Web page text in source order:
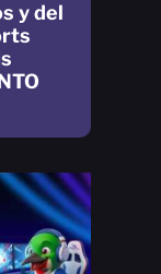
y del